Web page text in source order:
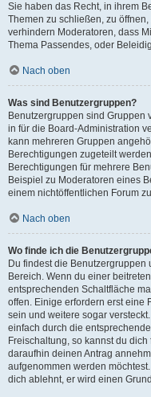
Sie haben das Recht, in ihrem
Themen zu schließen, zu
verhindern Moderatoren, dass
Thema Passendes, oder
Nach oben
Was sind Benutzergruppen?
Benutzergruppen sind Gruppen
in für die Board-Administration
kann mehreren Gruppen
Berechtigungen zugeteilt
Berechtigungen für mehrere
Beispiel zu Moderatoren eines
einem nichtöffentlichen Forum
Nach oben
Wo finde ich die
Du findest die Benutzergruppen
Bereich. Wenn du einer
entsprechenden Schaltfläche
offen. Einige erfordern erst eine
sein und weitere sogar
einfach durch die
Freischaltung, so kannst du
daraufhin deinen Antrag
aufgenommen werden
dich ablehnt, er wird einen